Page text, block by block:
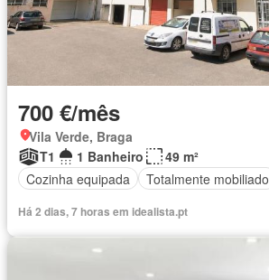
700 €/mês
Vila Verde, Braga
T1
1 Banheiro
49 m²
Cozinha equipada
Totalmente mobiliado
Há 2 dias, 7 horas em idealista.pt